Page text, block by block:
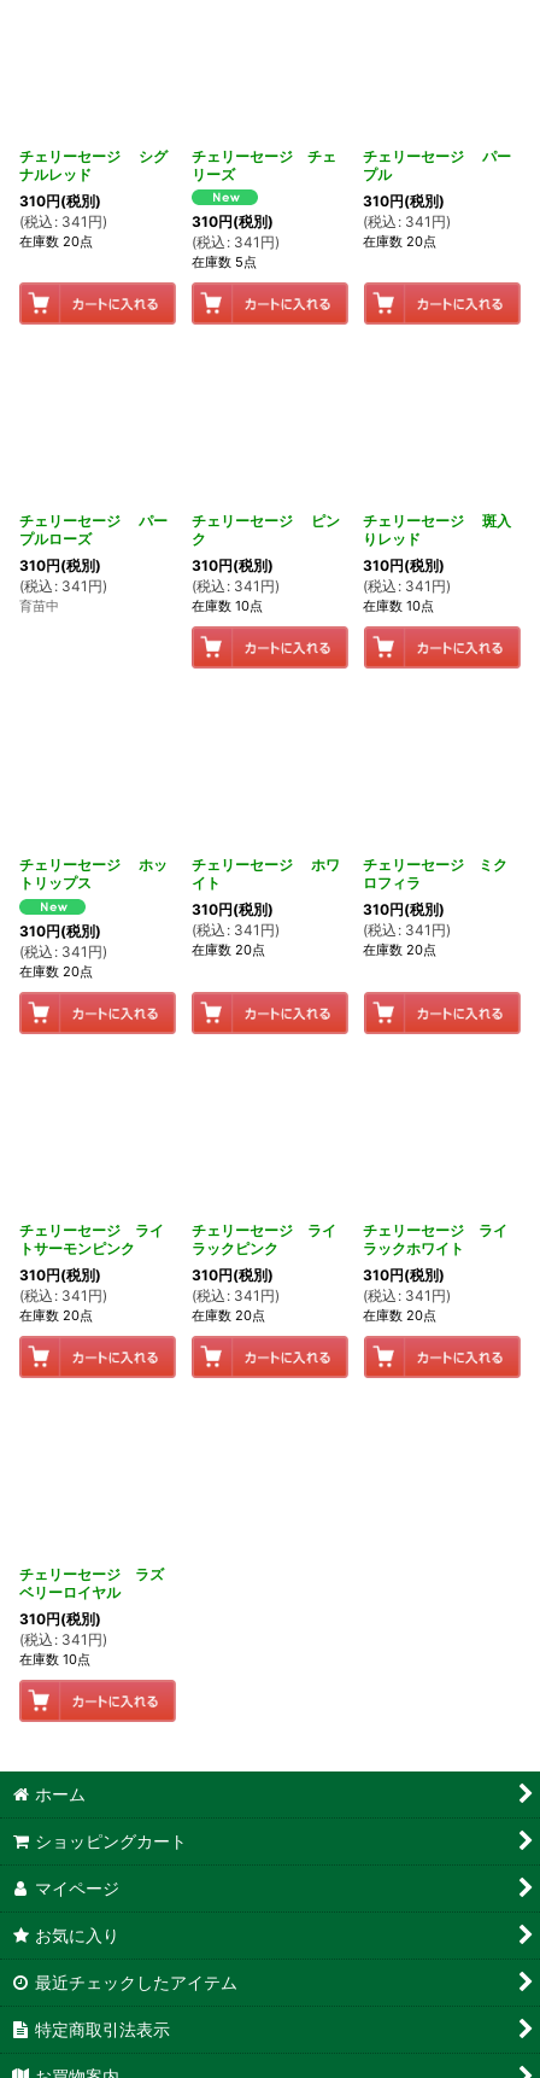
チェリーセージ シグ
ナルレッド
310円(税別)
(税込 : 341 円)
在庫数 20点
チェリーセージ チェ
リーズ
310円(税別)
(税込 : 341 円)
在庫数 5点
チェリーセージ パー
プル
310円(税別)
(税込 : 341 円)
在庫数 20点
チェリーセージ パー
プルローズ
310円(税別)
(税込 : 341 円)
育苗中
チェリーセージ ピン
ク
310円(税別)
(税込 : 341 円)
在庫数 10点
チェリーセージ 斑入
りレッド
310円(税別)
(税込 : 341 円)
在庫数 10点
チェリーセージ ホッ
トリップス
310円(税別)
(税込 : 341 円)
在庫数 20点
チェリーセージ ホワ
イト
310円(税別)
(税込 : 341 円)
在庫数 20点
チェリーセージ ミク
ロフィラ
310円(税別)
(税込 : 341 円)
在庫数 20点
チェリーセージ ライ
トサーモンピンク
310円(税別)
(税込 : 341 円)
在庫数 20点
チェリーセージ ライ
ラックピンク
310円(税別)
(税込 : 341 円)
在庫数 20点
チェリーセージ ライ
ラックホワイト
310円(税別)
(税込 : 341 円)
在庫数 20点
チェリーセージ ラズ
ベリーロイヤル
310円(税別)
(税込 : 341 円)
在庫数 10点
ホーム
ショッピングカート
マイページ
お気に入り
最近チェックしたアイテム
特定商取引法表示